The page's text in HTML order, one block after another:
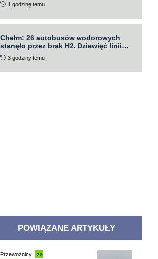
„Jihočeské léto s párou”
1 godzinę temu
Chełm: 26 autobusów wodorowych
stanęło przez brak H2. Dziewięć linii
zawieszonych
3 godziny temu
POWIĄZANE ARTYKUŁY
Przewoźnicy
za